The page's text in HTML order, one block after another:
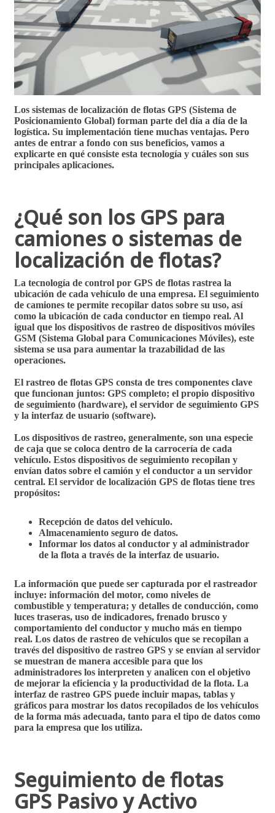
Los sistemas de localización de flotas GPS (Sistema de
Posicionamiento Global) forman parte del día a día de la
logística. Su implementación tiene muchas ventajas. Pero
antes de entrar a fondo con sus beneficios, vamos a
explicarte en qué consiste esta tecnología y cuáles son sus
principales aplicaciones.
¿Qué son los GPS para
camiones o sistemas de
localización de flotas?
La tecnología de control por GPS de flotas rastrea la
ubicación de cada vehículo de una empresa. El seguimiento
de camiones te permite recopilar datos sobre su uso, así
como la ubicación de cada conductor en tiempo real. Al
igual que los dispositivos de rastreo de dispositivos móviles
GSM (Sistema Global para Comunicaciones Móviles), este
sistema se usa para aumentar la trazabilidad de las
operaciones.
El rastreo de flotas GPS consta de tres componentes clave
que funcionan juntos: GPS completo; el propio dispositivo
de seguimiento (hardware), el servidor de seguimiento GPS
y la interfaz de usuario (software).
Los dispositivos de rastreo, generalmente, son una especie
de caja que se coloca dentro de la carrocería de cada
vehículo. Estos dispositivos de seguimiento recopilan y
envían datos sobre el camión y el conductor a un servidor
central. El servidor de localización GPS de flotas tiene tres
propósitos:
Recepción de datos del vehículo.
Almacenamiento seguro de datos.
Informar los datos al conductor y al administrador
de la flota a través de la interfaz de usuario.
La información que puede ser capturada por el rastreador
incluye: información del motor, como niveles de
combustible y temperatura; y detalles de conducción, como
luces traseras, uso de indicadores, frenado brusco y
comportamiento del conductor y mucho más en tiempo
real. Los datos de rastreo de vehículos que se recopilan a
través del dispositivo de rastreo GPS y se envían al servidor
se muestran de manera accesible para que los
administradores los interpreten y analicen con el objetivo
de mejorar la eficiencia y la productividad de la flota. La
interfaz de rastreo GPS puede incluir mapas, tablas y
gráficos para mostrar los datos recopilados de los vehículos
de la forma más adecuada, tanto para el tipo de datos como
para la empresa que los utiliza.
Seguimiento de flotas
GPS Pasivo y Activo